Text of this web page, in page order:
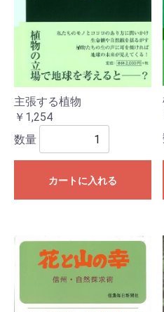
主張する植物
￥1,254
数量
カートに入れる